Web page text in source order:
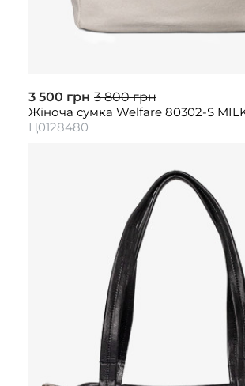
3 500 грн 3 800 грн
Жіноча сумка Welfare 80302-S
Ц0128480